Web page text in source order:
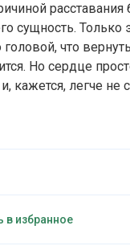
расставания
сущность. Только
что
Но сердце
кажется, легче
в избранное